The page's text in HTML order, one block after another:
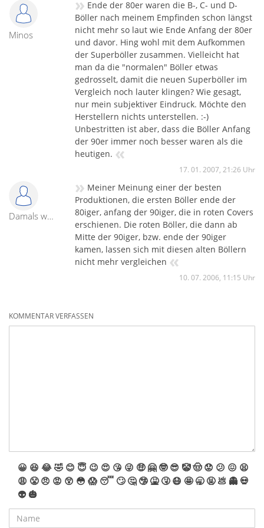
Minos
Ende der 80er waren die B-, C- und D-
Böller nach meinem Empfinden schon längst
nicht mehr so laut wie Ende Anfang der 80er
und davor. Hing wohl mit dem Aufkommen
der Superböller zusammen. Vielleicht hat
man da die "normalen" Böller etwas
gedrosselt, damit die neuen Superböller im
Vergleich noch lauter klingen? Wie gesagt,
nur mein subjektiver Eindruck. Möchte den
Herstellern nichts unterstellen. :-)
Unbestritten ist aber, dass die Böller Anfang
der 90er immer noch besser waren als die
heutigen. «
17. 01. 2007, 21:26 Uhr
Damals wars
» Meiner Meinung einer der besten
Produktionen, die ersten Böller ende der
80iger, anfang der 90iger, die in roten Covers
erschienen. Die roten Böller, die dann ab
Mitte der 90iger, bzw. ende der 90iger
kamen, lassen sich mit diesen alten Böllern
nicht mehr vergleichen «
10. 07. 2006, 11:15 Uhr
KOMMENTAR VERFASSEN
😀 😆 😂🤣 😊 😇 😉 😍 😘 😜 🤑 🤗 🤓 😎 🤡🤠 😟 😕 😖 😫
😩 😤 😠 😡 😲 😳 😱 😴 🙄 🤔 🤥 🤮 🤧 😷 🤩 🥱 🤬 💩 👻 💀
👽 🎃